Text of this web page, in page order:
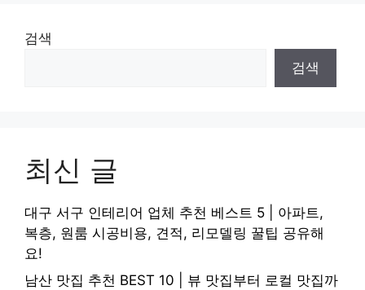
검색
검색
최신 글
대구 서구 인테리어 업체 추천 베스트 5 | 아파트,
복층, 원룸 시공비용, 견적, 리모델링 꿀팁 공유해
요!
남산 맛집 추천 BEST 10 | 뷰 맛집부터 로컬 맛집까